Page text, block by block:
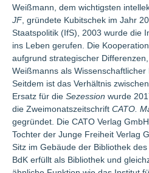
Weißmann, dem wichtigsten
JF , gründete Kubitschek im Jahr
Staatspolitik (IfS), 2003 wurde die
ins Leben gerufen. Die
aufgrund strategischer
Weißmanns als Wissenschaftlicher
Seitdem ist das Verhältnis zwischen
Ersatz für die Sezession wurde
die Zweimonatszeitschrift CATO.
gegründet. Die CATO Verlag
Tochter der Junge Freiheit Verlag
Sitz im Gebäude der Bibliothek
BdK erfüllt als Bibliothek und